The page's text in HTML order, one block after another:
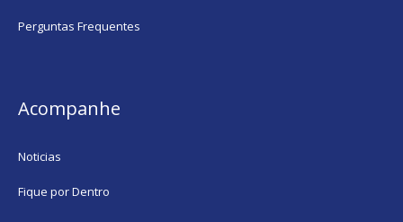
Perguntas Frequentes
Acompanhe
Noticias
Fique por Dentro